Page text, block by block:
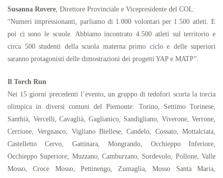
Susanna Rovere, Direttore Provinciale e Vicepresidente del COL:
“Numeri impressionanti, parliamo di 1.000 volontari per 1.500 atleti. E
poi ci sono le scuole. Abbiamo incontrato 4.500 atleti sul territorio e
circa 500 studenti della scuola materna primo ciclo e delle superiori
saranno protagonisti delle dimostrazioni dei progetti YAP e MATP”.
Il Torch Run
Nei 15 giorni precedenti l’evento, un gruppo di tedofori scorta la torcia
olimpica in diversi comuni del Piemonte: Torino, Settimo Torinese,
Santhià, Vercelli, Cavaglià, Gaglianico, Sandigliano, Viverone, Verrone,
Cerrione, Vergnasco, Vigliano Biellese, Candelo, Cossato, Mottalciata,
Castelletto Cervo, Gattinara, Mongrando, Occhieppo Inferiore,
Occhieppo Superiore, Muzzano, Camburzano, Sordevolo, Pollone, Valle
Mosso, Croce Mosso, Pettinengo, Zumaglia, Mosso Santa Maria,